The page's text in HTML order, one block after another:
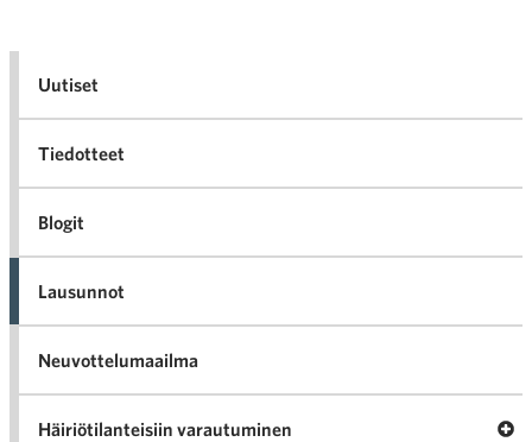
Uutiset
Tiedotteet
Blogit
Lausunnot
Neuvottelumaailma
Häiriötilanteisiin varautuminen